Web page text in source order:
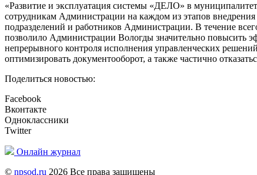
«Развитие и эксплуатация системы «ДЕЛО» в
сотрудникам Администрации на каждом из этапов
подразделений и работников Администрации. В течение
позволило Администрации Вологды значительно повысить
непрерывного контроля исполнения управленческих
оптимизировать документооборот, а также частично
Поделиться новостью:
Facebook
Вконтакте
Одноклассники
Twitter
Онлайн журнал
© npsod.ru 2026 Все права защищены